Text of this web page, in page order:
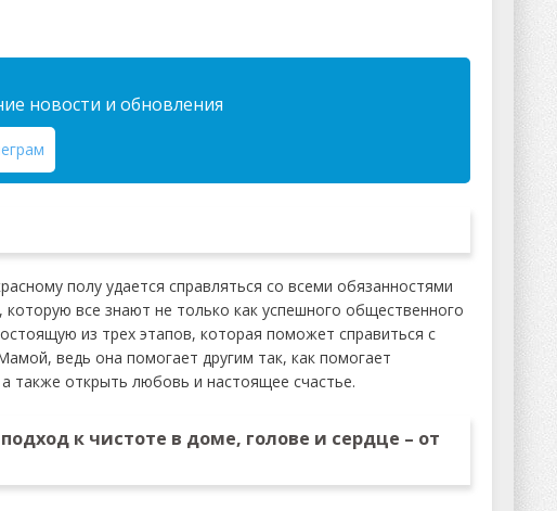
новости и обновления
полу удается справляться со всеми обязанностями
все знают не только как успешного общественного
из трех этапов, которая поможет справиться с
ведь она помогает другим так, как помогает
также открыть любовь и настоящее счастье.
к чистоте в доме, голове и сердце – от